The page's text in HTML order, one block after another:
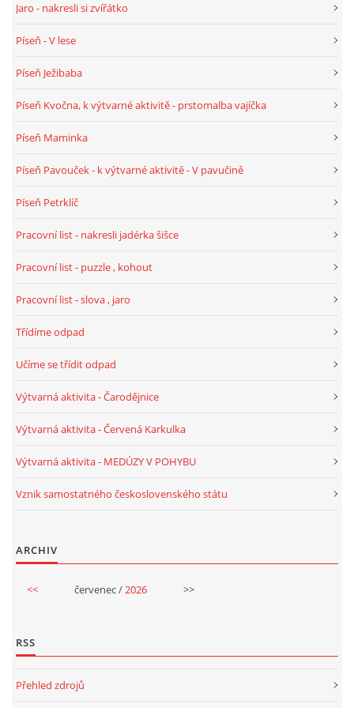
HÁDANKY K TÉMATU JARO, LÉTO, PODZIM,ZIMA
BÁSNĚ K TÉMATU JARO
PÍSNĚ K TÉMATU LÉTO
POHYBOVÉ AKTIVITY NA TÉMA LÉTO
BÁSNĚ K TÉMATU PODZIM
Jaro - nakresli si zvířátko
Píseň - V lese
Píseň Ježibaba
Píseň Kvočna, k výtvarné aktivitě - prstomalba vajíčka
Píseň Maminka
Píseň Pavouček - k výtvarné aktivitě - V pavučině
Píseň Petrklíč
Pracovní list - nakresli jadérka šišce
Pracovní list - puzzle , kohout
Pracovní list - slova , jaro
Třídíme odpad
Učíme se třídit odpad
Výtvarná aktivita - Čarodějnice
Výtvarná aktivita - Červená Karkulka
Výtvarná aktivita - MEDÚZY V POHYBU
Vznik samostatného československého státu
ARCHIV
<< červenec /2026 >>
RSS
Přehled zdrojů